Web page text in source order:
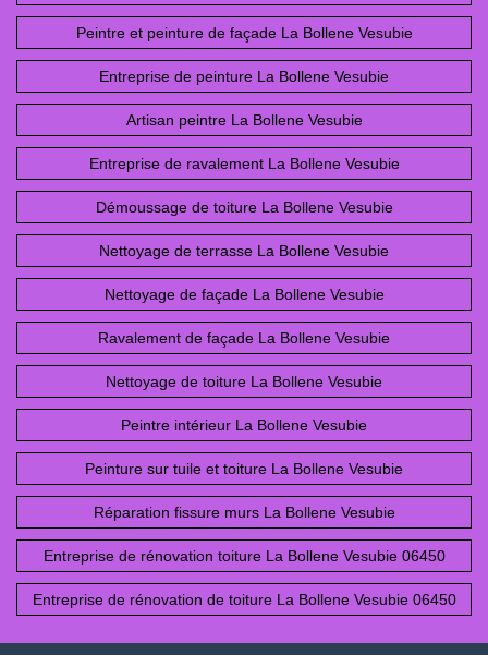
Peintre et peinture de façade La Bollene Vesubie
Entreprise de peinture La Bollene Vesubie
Artisan peintre La Bollene Vesubie
Entreprise de ravalement La Bollene Vesubie
Démoussage de toiture La Bollene Vesubie
Nettoyage de terrasse La Bollene Vesubie
Nettoyage de façade La Bollene Vesubie
Ravalement de façade La Bollene Vesubie
Nettoyage de toiture La Bollene Vesubie
Peintre intérieur La Bollene Vesubie
Peinture sur tuile et toiture La Bollene Vesubie
Réparation fissure murs La Bollene Vesubie
Entreprise de rénovation toiture La Bollene Vesubie 06450
Entreprise de rénovation de toiture La Bollene Vesubie 06450